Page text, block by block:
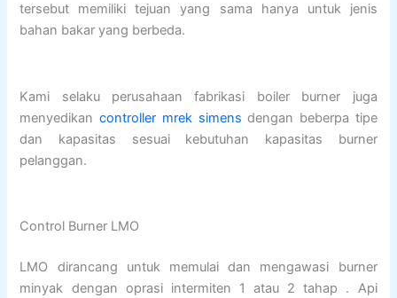
tersebut memiliki tejuan yang sama hanya untuk jenis
bahan bakar yang berbeda.
Kami selaku perusahaan fabrikasi boiler burner juga
menyedikancontroller mrek simens dengan beberpa tipe
dan kapasitas sesuai kebutuhan kapasitas burner
pelanggan.
Control Burner LMO
LMO dirancang untuk memulai dan mengawasi burner
minyak dengan oprasi intermiten 1 atau 2 tahap . Api